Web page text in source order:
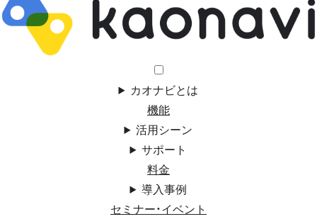
カオナビとは
機能
活用シーン
サポート
料金
導入事例
セミナー・イベント